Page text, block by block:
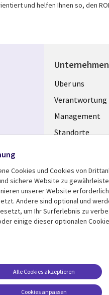
und helfen Ihnen so, den
Unternehmen
Useful
links
GERMANY
Über uns
Verantwortung
Management
Standorte
Rechtliches
Beschwerden/
Compliance
Cookies und Cookies von
sichere Website zu
unserer Website
Andere sind optional und
um Ihr Surferlebnis zu
einige dieser optionalen
Cookies anpassen
Alle Cookies akzeptieren